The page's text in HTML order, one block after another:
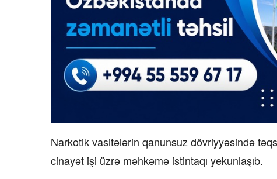
Narkotik vasitələrin qanunsuz dövriyyəsində
cinayət işi üzrə məhkəmə istintaqı yekunlaşıb.